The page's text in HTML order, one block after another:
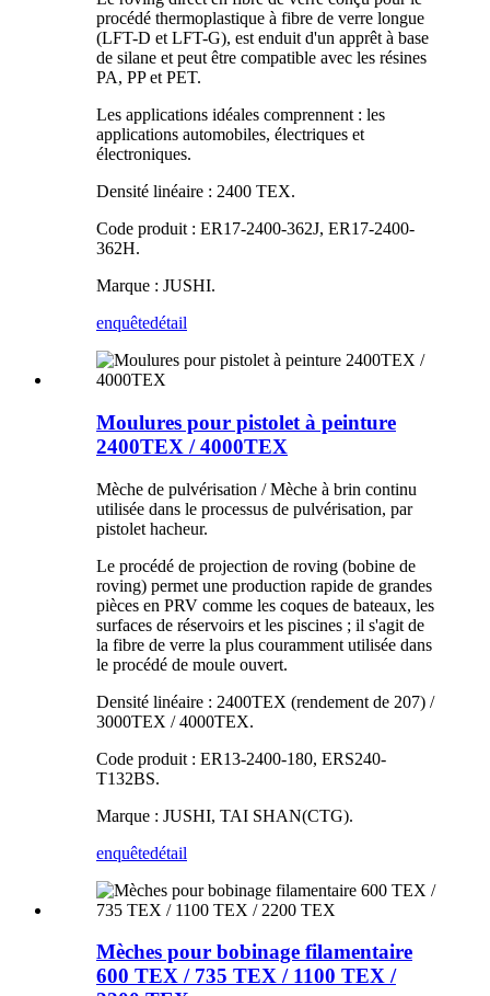
procédé thermoplastique à fibre de verre longue
(LFT-D et LFT-G), est enduit d'un apprêt à base
de silane et peut être compatible avec les résines
PA, PP et PET.
Les applications idéales comprennent : les
applications automobiles, électriques et
électroniques.
Densité linéaire : 2400 TEX.
Code produit : ER17-2400-362J, ER17-2400-
362H.
Marque : JUSHI.
enquêtedétail
Moulures pour pistolet à peinture
2400TEX / 4000TEX
Mèche de pulvérisation / Mèche à brin continu
utilisée dans le processus de pulvérisation, par
pistolet hacheur.
Le procédé de projection de roving (bobine de
roving) permet une production rapide de grandes
pièces en PRV comme les coques de bateaux, les
surfaces de réservoirs et les piscines ; il s'agit de
la fibre de verre la plus couramment utilisée dans
le procédé de moule ouvert.
Densité linéaire : 2400TEX (rendement de 207) /
3000TEX / 4000TEX.
Code produit : ER13-2400-180, ERS240-
T132BS.
Marque : JUSHI, TAI SHAN(CTG).
enquêtedétail
Mèches pour bobinage filamentaire
600 TEX / 735 TEX / 1100 TEX /